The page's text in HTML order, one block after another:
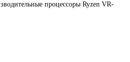
процессоры Ryzen VR-